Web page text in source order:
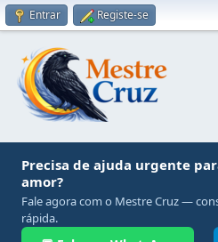
Entrar Registe-se
Precisa de ajuda urgente
amor?
Fale agora com o Mestre Cruz —
rápida.